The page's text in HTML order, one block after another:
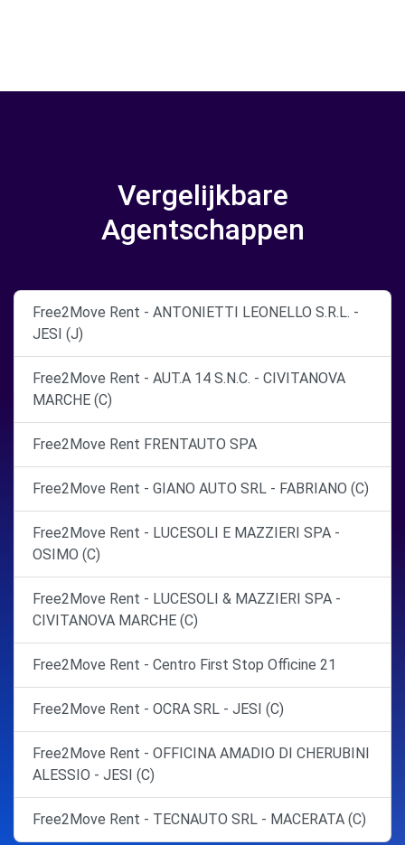
Vergelijkbare
Agentschappen
Free2Move Rent - ANTONIETTI LEONELLO S.R.L. -
JESI (J)
Free2Move Rent - AUT.A 14 S.N.C. - CIVITANOVA
MARCHE (C)
Free2Move Rent FRENTAUTO SPA
Free2Move Rent - GIANO AUTO SRL - FABRIANO (C)
Free2Move Rent - LUCESOLI E MAZZIERI SPA -
OSIMO (C)
Free2Move Rent - LUCESOLI & MAZZIERI SPA -
CIVITANOVA MARCHE (C)
Free2Move Rent - Centro First Stop Officine 21
Free2Move Rent - OCRA SRL - JESI (C)
Free2Move Rent - OFFICINA AMADIO DI CHERUBINI
ALESSIO - JESI (C)
Free2Move Rent - TECNAUTO SRL - MACERATA (C)